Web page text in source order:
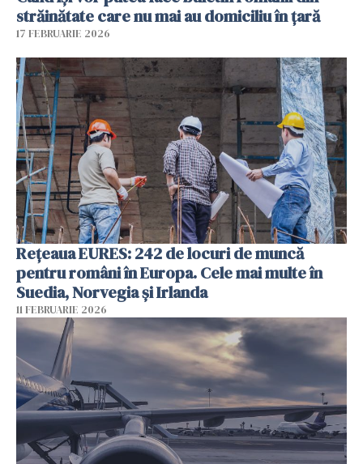
străinătate care nu mai au domiciliu în țară
17 FEBRUARIE 2026
Rețeaua EURES: 242 de locuri de muncă
pentru români în Europa. Cele mai multe în
Suedia, Norvegia și Irlanda
11 FEBRUARIE 2026